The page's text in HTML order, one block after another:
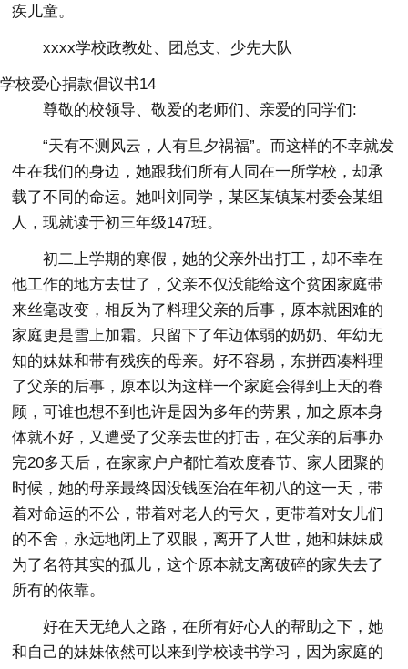
疾儿童。
xxxx学校政教处、团总支、少先大队
学校爱心捐款倡议书14
尊敬的校领导、敬爱的老师们、亲爱的同学们:
“天有不测风云，人有旦夕祸福”。而这样的不幸就发
生在我们的身边，她跟我们所有人同在一所学校，却承
载了不同的命运。她叫刘同学，某区某镇某村委会某组
人，现就读于初三年级147班。
初二上学期的寒假，她的父亲外出打工，却不幸在
他工作的地方去世了，父亲不仅没能给这个贫困家庭带
来丝毫改变，相反为了料理父亲的后事，原本就困难的
家庭更是雪上加霜。只留下了年迈体弱的奶奶、年幼无
知的妹妹和带有残疾的母亲。好不容易，东拼西凑料理
了父亲的后事，原本以为这样一个家庭会得到上天的眷
顾，可谁也想不到也许是因为多年的劳累，加之原本身
体就不好，又遭受了父亲去世的打击，在父亲的后事办
完20多天后，在家家户户都忙着欢度春节、家人团聚的
时候，她的母亲最终因没钱医治在年初八的这一天，带
着对命运的不公，带着对老人的亏欠，更带着对女儿们
的不舍，永远地闭上了双眼，离开了人世，她和妹妹成
为了名符其实的孤儿，这个原本就支离破碎的家失去了
所有的依靠。
好在天无绝人之路，在所有好心人的帮助之下，她
和自己的妹妹依然可以来到学校读书学习，因为家庭的